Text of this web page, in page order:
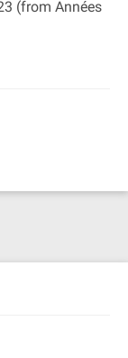
(from Années